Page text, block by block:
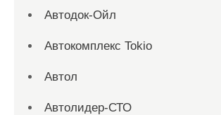
Автодок-Ойл
Автокомплекс Tokio
Автол
Автолидер-СТО